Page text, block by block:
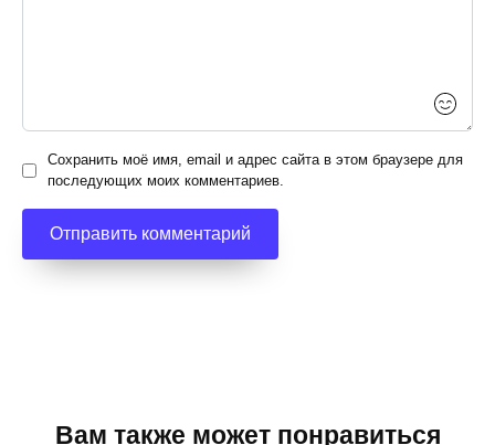
Сохранить моё имя, email и адрес сайта в этом браузере для
последующих моих комментариев.
Вам также может понравиться